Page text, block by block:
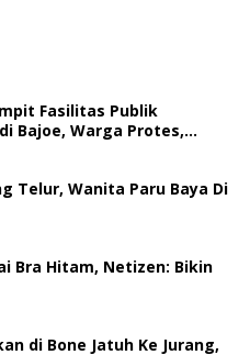
Fasilitas Publik
Bajoe, Warga Protes,
Telur, Wanita Paru Baya Di
Bra Hitam, Netizen: Bikin